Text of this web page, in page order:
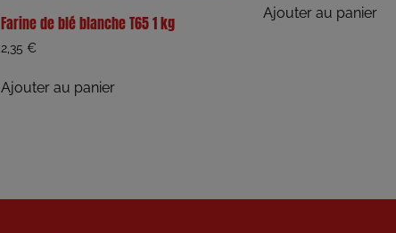
Farine de blé blanche T65 1 kg
2,35 €
Ajouter au panier
Ajouter au panier